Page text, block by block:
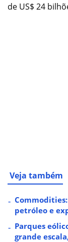
de US$ 24
Veja também
petróleo e
Parques
grande